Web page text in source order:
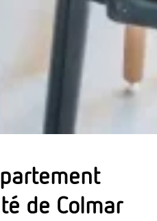
de Colmar